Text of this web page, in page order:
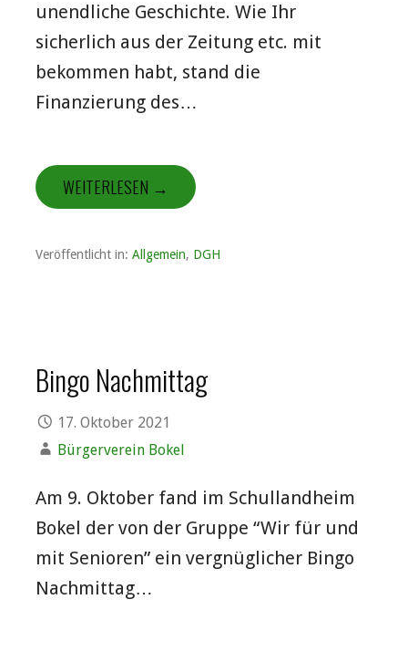
unendliche Geschichte. Wie Ihr
sicherlich aus der Zeitung etc. mit
bekommen habt, stand die
Finanzierung des…
WEITERLESEN →
Veröffentlicht in: Allgemein, DGH
Bingo Nachmittag
17. Oktober 2021
Bürgerverein Bokel
Am 9. Oktober fand im Schullandheim
Bokel der von der Gruppe “Wir für und
mit Senioren” ein vergnüglicher Bingo
Nachmittag…